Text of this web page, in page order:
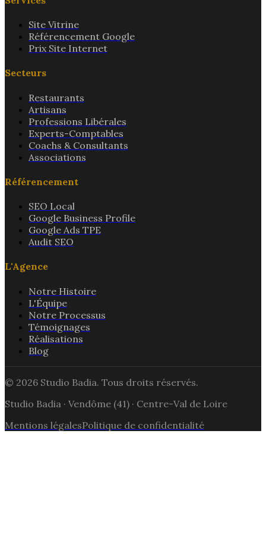
Site Vitrine
Référencement Google
Prix Site Internet
Secteurs
Restaurants
Artisans
Professions Libérales
Experts-Comptables
Coachs & Consultants
Associations
Référencement
SEO Local
Google Business Profile
Google Ads TPE
Audit SEO
L'Agence
Notre Histoire
L'Équipe
Notre Processus
Témoignages
Réalisations
Blog
© 2026 Studio Badia. Tous droits réservés.
Studio Badia · Vendôme (41) · Centre-Val de Loire
Mentions légalesPolitique de confidentialité